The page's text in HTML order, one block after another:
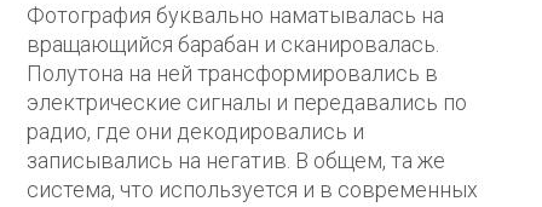
Фотография буквально наматывалась на
вращающийся барабан и сканировалась.
Полутона на ней трансформировались в
электрические сигналы и передавались по
радио, где они декодировались и
записывались на негатив. В общем, та же
система, что используется и в современных